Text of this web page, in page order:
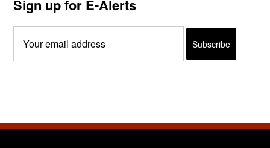
Sign up for E-Alerts